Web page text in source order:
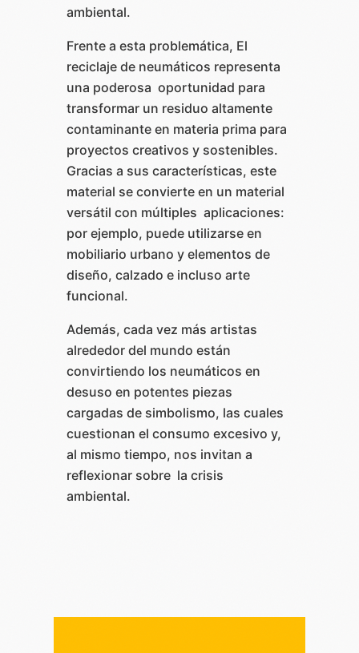
ambiental.
Frente a esta problemática, El
reciclaje de neumáticos representa
una poderosa oportunidad para
transformar un residuo altamente
contaminante en materia prima para
proyectos creativos y sostenibles.
Gracias a sus características, este
material se convierte en un material
versátil con múltiples aplicaciones:
por ejemplo, puede utilizarse en
mobiliario urbano y elementos de
diseño, calzado e incluso arte
funcional.
Además, cada vez más artistas
alrededor del mundo están
convirtiendo los neumáticos en
desuso en potentes piezas
cargadas de simbolismo, las cuales
cuestionan el consumo excesivo y,
al mismo tiempo, nos invitan a
reflexionar sobre la crisis
ambiental.